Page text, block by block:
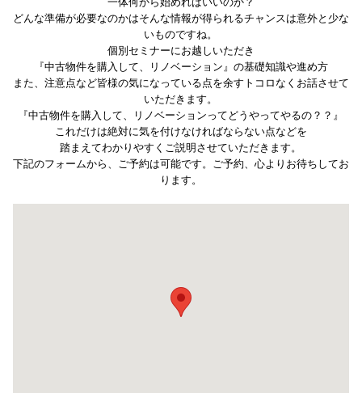
どんな準備が必要なのかはそんな情報が得られるチャンスは意外と少な
いものですね。
個別セミナーにお越しいただき
『中古物件を購入して、リノベーション』の基礎知識や進め方
また、注意点など皆様の気になっている点を余すトコロなくお話させて
いただきます。
『中古物件を購入して、リノベーションってどうやってやるの？？』
これだけは絶対に気を付けなければならない点などを
踏まえてわかりやすくご説明させていただきます。
下記のフォームから、ご予約は可能です。ご予約、心よりお待ちしてお
ります。